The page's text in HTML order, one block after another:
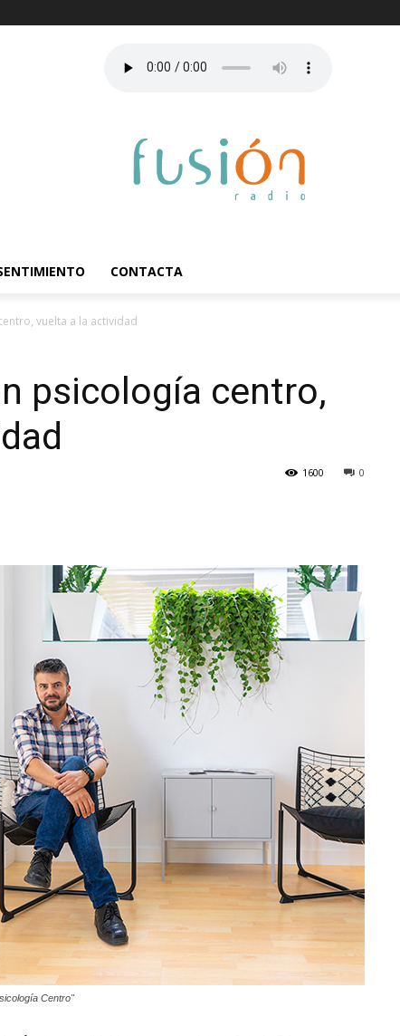
CONTACTA
vuelta a la actividad
psicología centro,
0
1600
Centro"